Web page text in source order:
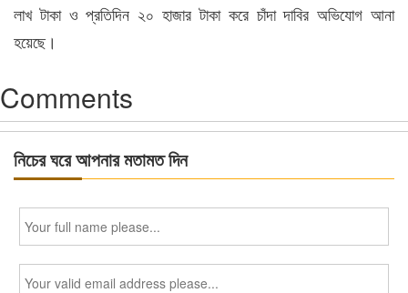
লাখ টাকা ও প্রতিদিন ২০ হাজার টাকা করে চাঁদা দাবির অভিযোগ আনা
হয়েছে।
Comments
নিচের ঘরে আপনার মতামত দিন